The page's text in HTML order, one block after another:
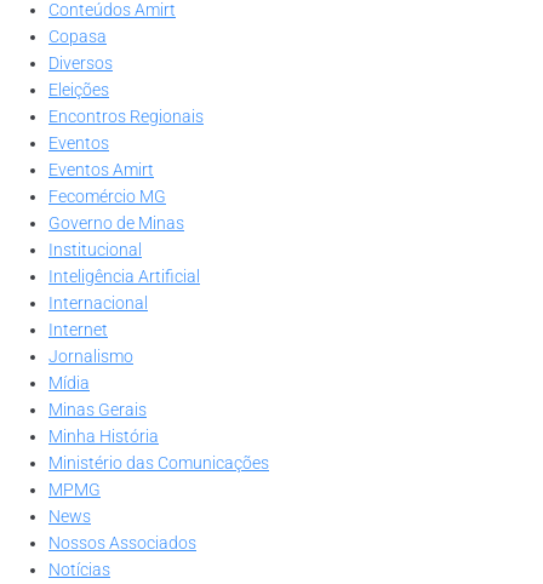
Conteúdos Amirt
Copasa
Diversos
Eleições
Encontros Regionais
Eventos
Eventos Amirt
Fecomércio MG
Governo de Minas
Institucional
Inteligência Artificial
Internacional
Internet
Jornalismo
Mídia
Minas Gerais
Minha História
Ministério das Comunicações
MPMG
News
Nossos Associados
Notícias